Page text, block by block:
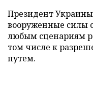
Президент
вооруженные силы
любым сценариям
том числе к
путем.